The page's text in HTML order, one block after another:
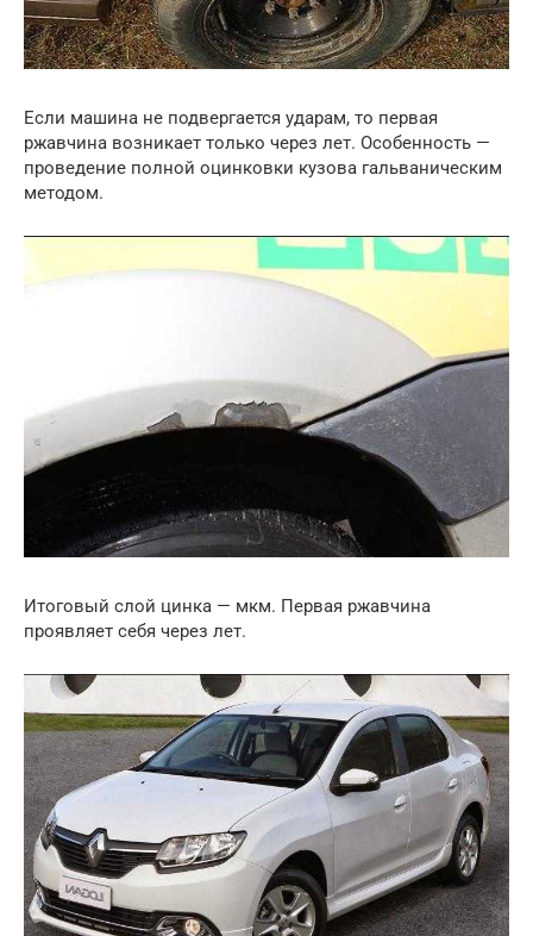
Если машина не подвергается ударам, то первая
ржавчина возникает только через лет. Особенность —
проведение полной оцинковки кузова гальваническим
методом.
Итоговый слой цинка — мкм. Первая ржавчина
проявляет себя через лет.